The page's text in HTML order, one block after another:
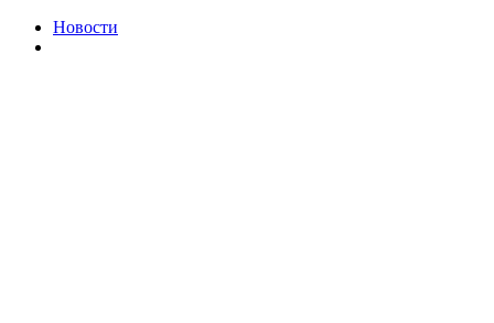
Новости